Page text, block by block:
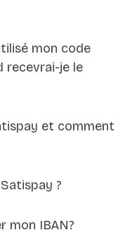
mon code
recevrai-je le
et comment
?
mon IBAN?